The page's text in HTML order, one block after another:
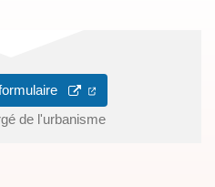
(ouverture dans un
de l'urbanisme